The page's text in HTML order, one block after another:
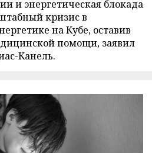
и энергетическая блокада
кризис в
на Кубе, оставив
помощи, заявил
Канель.